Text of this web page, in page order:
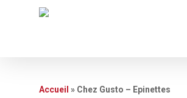
Accueil » Chez Gusto – Epinettes